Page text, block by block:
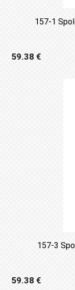
157-1
59.38 €
157-3
59.38 €